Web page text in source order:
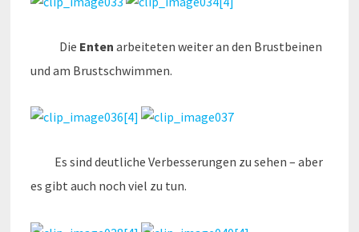
Die Enten arbeiteten weiter an den Brustbeinen
und am Brustschwimmen.
Es sind deutliche Verbesserungen zu sehen – aber
es gibt auch noch viel zu tun.